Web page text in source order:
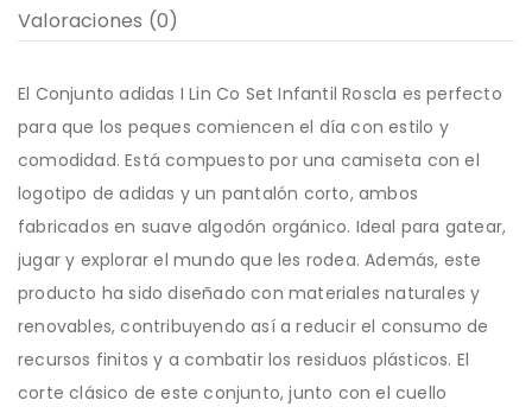
Valoraciones (0)
El Conjunto adidas I Lin Co Set Infantil Roscla es perfecto
para que los peques comiencen el día con estilo y
comodidad. Está compuesto por una camiseta con el
logotipo de adidas y un pantalón corto, ambos
fabricados en suave algodón orgánico. Ideal para gatear,
jugar y explorar el mundo que les rodea. Además, este
producto ha sido diseñado con materiales naturales y
renovables, contribuyendo así a reducir el consumo de
recursos finitos y a combatir los residuos plásticos. El
corte clásico de este conjunto, junto con el cuello